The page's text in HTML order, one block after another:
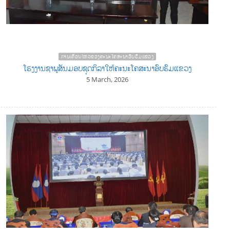
ການເຄື່ອນໄຫວຂອງຄະນະໂຄສະນາອົບຮົມແຂວງ
ໂຮງງານຊາພູສັນມອບຊຸດກິລາໃຫ້ຄະນະໂຄສະນາອົບຮົມແຂວງ
5 March, 2026